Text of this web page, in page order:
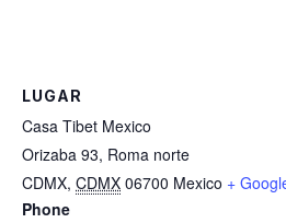
LUGAR
Casa Tibet Mexico
Orizaba 93, Roma norte
CDMX, CDMX 06700 Mexico +
Phone